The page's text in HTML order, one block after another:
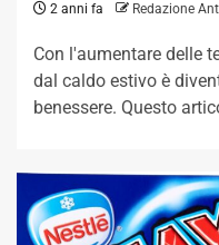
2 anni fa Redazione
Con l'aumentare delle
dal caldo estivo è
benessere. Questo